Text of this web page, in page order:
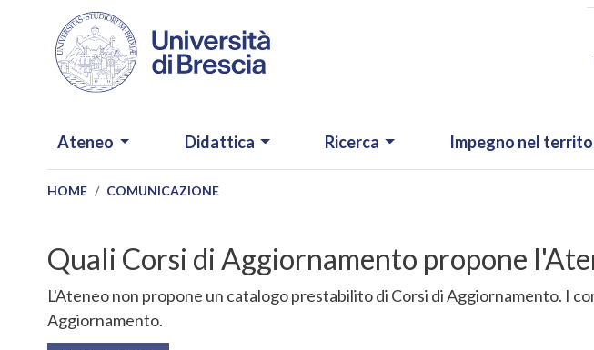
Salta al contenuto principale
NAVIGAZIONE PRINCIPALE
Ateneo Didattica Ricerca Impegno nel
HOME COMUNICAZIONE
Quali Corsi di Aggiornamento propone
L'Ateneo non propone un catalogo prestabilito di Corsi di Aggiornamento. I
Aggiornamento.